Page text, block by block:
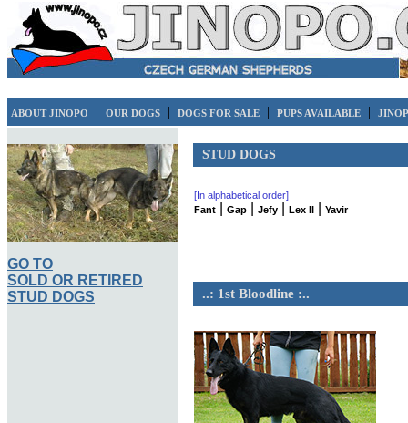
ABOUT JINOPO | OUR DOGS | DOGS FOR SALE | PUPS AVAILABLE |
GO TO
SOLD OR RETIRED
STUD DOGS
STUD DOGS
[In alphabetical order]
Fant
Gap Jefy Lex II Yavir
..: 1st Bloodline :..